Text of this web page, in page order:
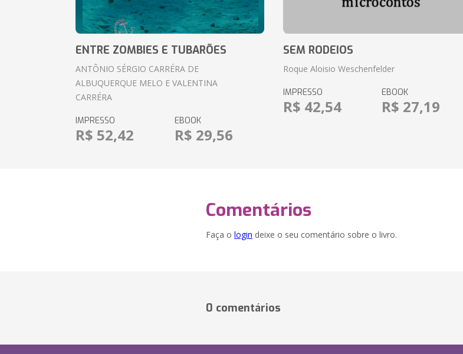
ENTRE ZOMBIES E TUBARÕES
ANTÔNIO SÉRGIO CARRÉRA DE
ALBUQUERQUE MELO E VALENTINA
CARRÉRA
IMPRESSO
R$ 52,42
EBOOK
R$ 29,56
SEM RODEIOS
Roque Aloisio Weschenfelder
IMPRESSO
R$ 42,54
EBOOK
R$ 27,19
Comentários
Faça o login deixe o seu comentário sobre o livro.
0 comentários